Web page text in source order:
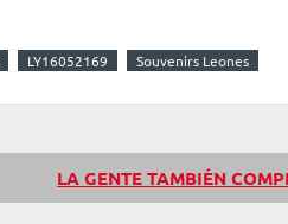
LY16052169 Souvenirs Leones
LA GENTE TAMBIÉN